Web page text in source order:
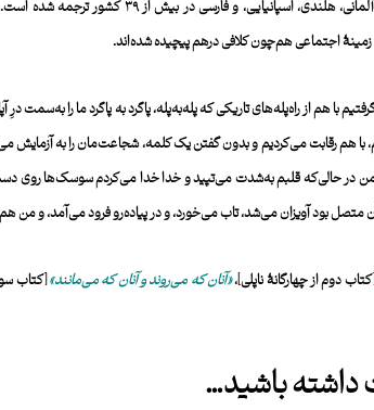
آثار فرانته تاکنون به چندین زبان از
اجتماعی هم‌چون کلافی درهم پیچیده شده‌اند.
هم از راه‌پله‌های تاریکی که پله‌به‌پله، پاگرد به پاگرد ما را به‌سمت
با هم رقابت می‌کردیم و بدون گفتن یک کلمه، شجاعت‌مان را به
در حالی‌که قلبم به‌شدت می‌تپید و خدا خدا می‌کردم سوسک‌ها روی
بود آویزان می‌شد، تاب می‌خورد، و در پیاده‌رو فرود می‌آمد، و من
دوم از چهارگانۀ ناپلی]‌،«آنان که می‌روند و آنان که می‌مانند»[کتاب
باشید…